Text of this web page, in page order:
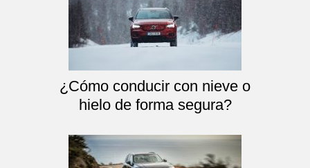
¿Cómo conducir con nieve o
hielo de forma segura?